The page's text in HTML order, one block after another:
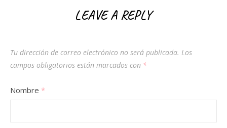
LEAVE A REPLY
Tu dirección de correo electrónico no será publicada. Los
campos obligatorios están marcados con *
Nombre *